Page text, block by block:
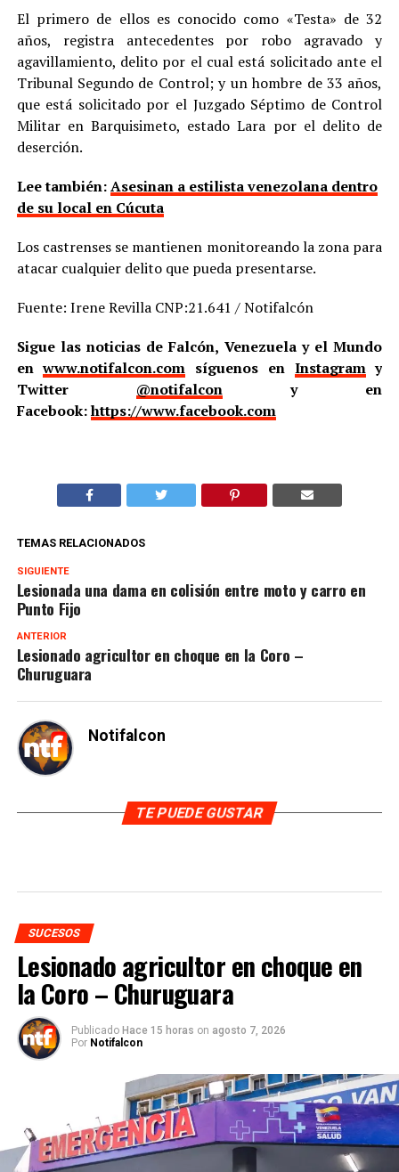
El primero de ellos es conocido como «Testa» de 32
años, registra antecedentes por robo agravado y
agavillamiento, delito por el cual está solicitado ante el
Tribunal Segundo de Control; y un hombre de 33 años,
que está solicitado por el Juzgado Séptimo de Control
Militar en Barquisimeto, estado Lara por el delito de
deserción.
Lee también:Asesinan a estilista venezolana dentro
de su local en Cúcuta
Los castrenses se mantienen monitoreando la zona para
atacar cualquier delito que pueda presentarse.
Fuente: Irene Revilla CNP:21.641 / Notifalcón
Sigue las noticias de Falcón, Venezuela y el Mundo
enwww.notifalcon.com síguenos en Instagramy
Twitter @notifalcony en
Facebook:https://www.facebook.com
TEMAS RELACIONADOS
SIGUIENTE
Lesionada una dama en colisión entre moto y carro en
Punto Fijo
ANTERIOR
Lesionado agricultor en choque en la Coro –
Churuguara
Notifalcon
TE PUEDE GUSTAR
SUCESOS
Lesionado agricultor en choque en
la Coro – Churuguara
Publicado Hace 15 horas on agosto 7, 2026
Por Notifalcon